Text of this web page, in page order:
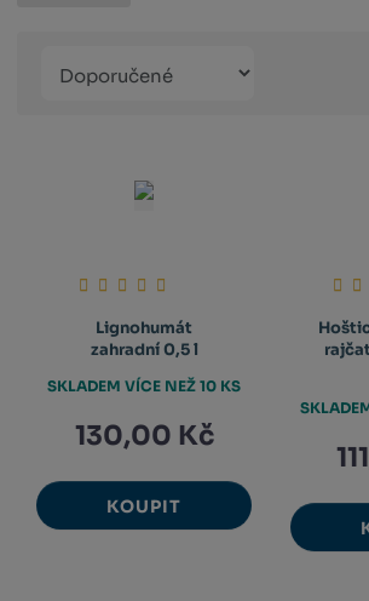
produktů
Lignohumát
zahradní 0,5 l
130,00 Kč
KOUPIT
SKLADEM VÍCE NEŽ 10 KS